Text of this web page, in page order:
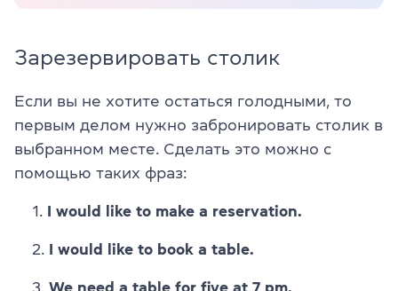
Зарезервировать столик
Если вы не хотите остаться голодными, то
первым делом нужно забронировать столик в
выбранном месте. Сделать это можно с
помощью таких фраз:
I would like to make a reservation.
I would like to book a table.
We need a table for five at 7 pm.